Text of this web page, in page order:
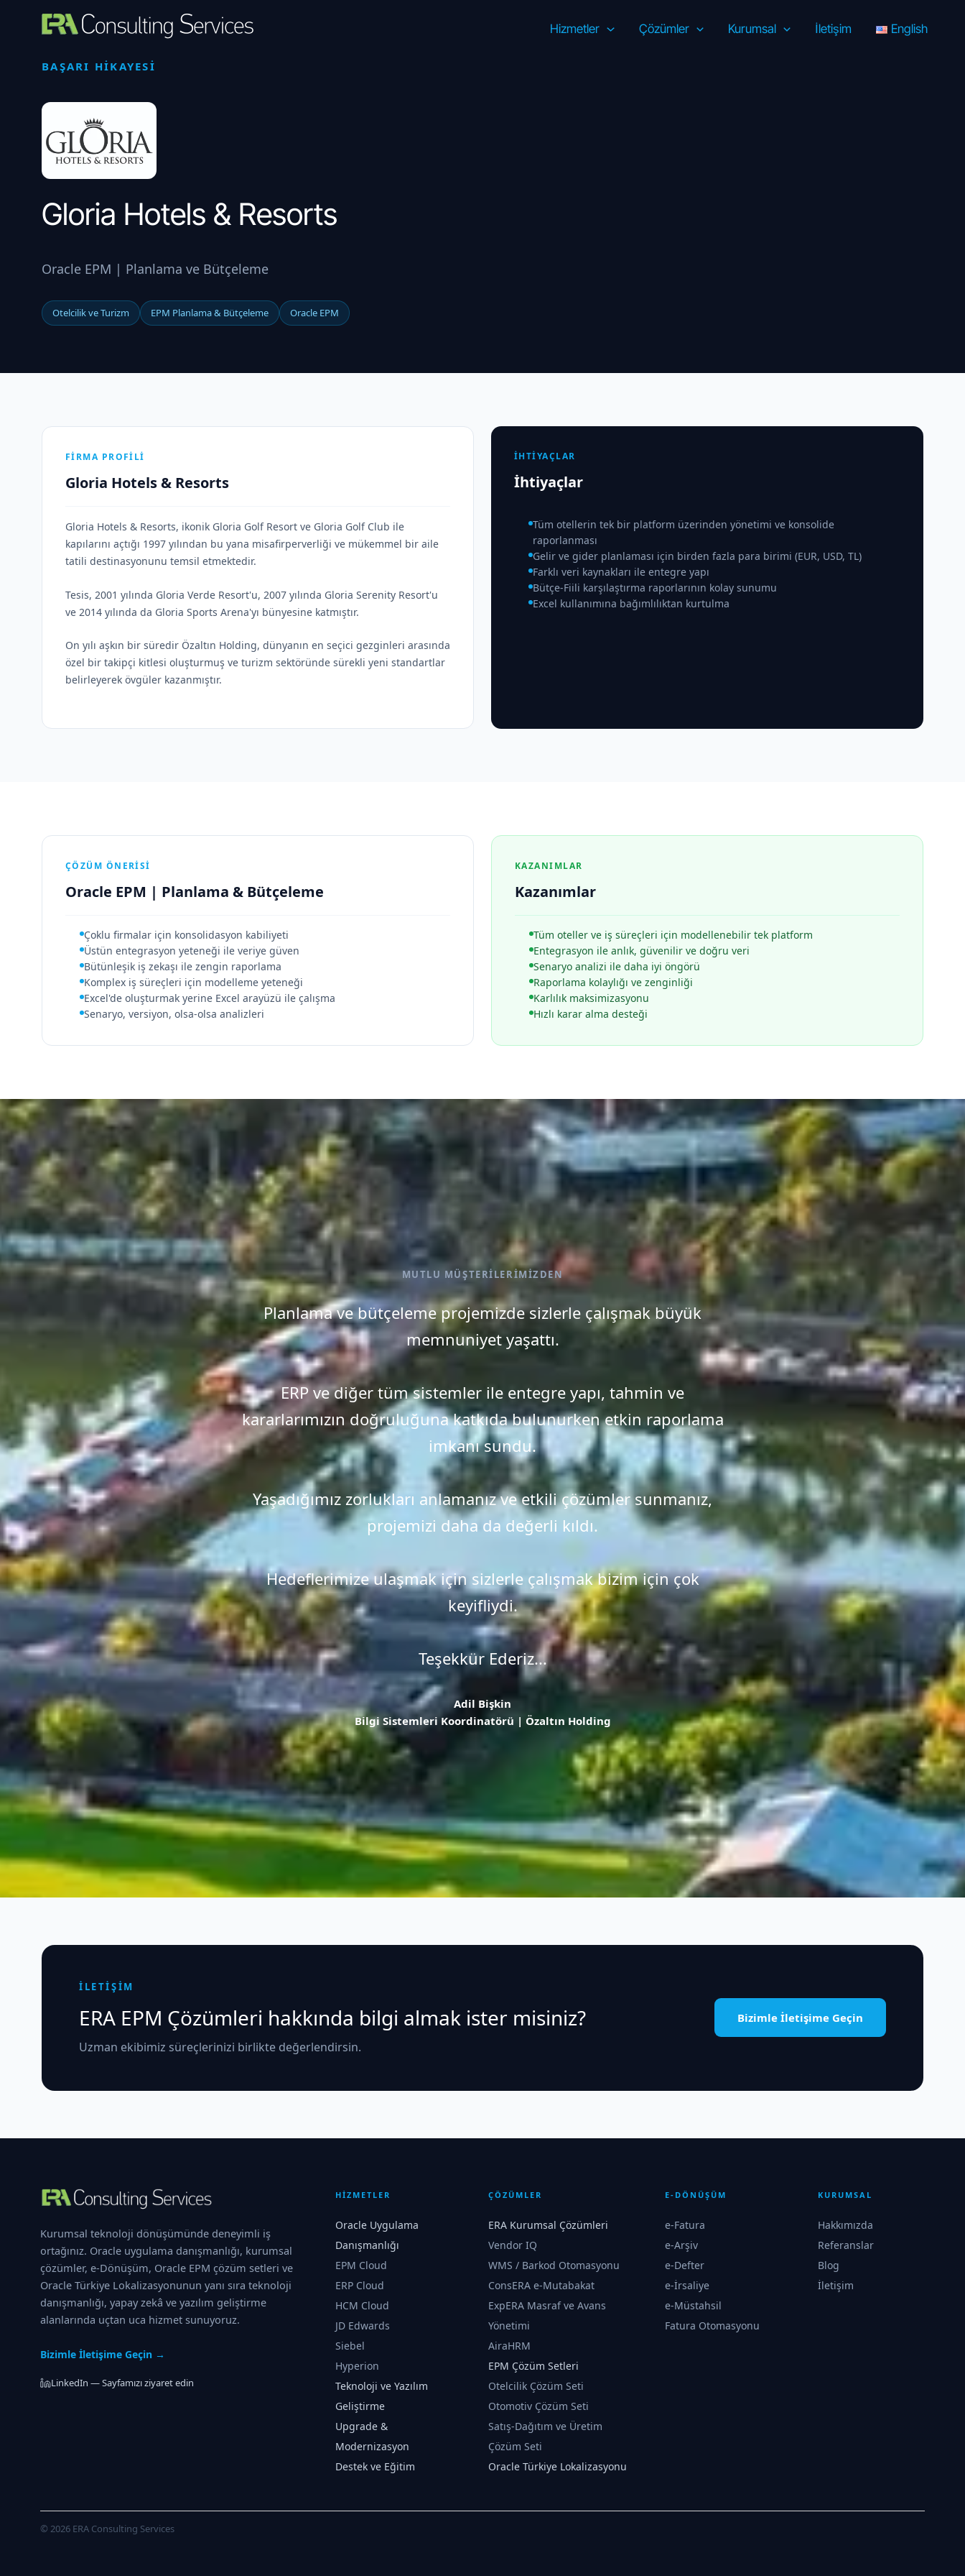
Hizmetler Çözümler Kurumsal İletişim English
BAŞARI HIKAYESI
Gloria Hotels & Resorts
Oracle EPM | Planlama ve Bütçeleme
Otelcilik ve Turizm EPM Planlama & Bütçeleme Oracle EPM
FIRMA PROFILI
Gloria Hotels & Resorts
Gloria Hotels & Resorts, ikonik Gloria Golf Resort ve Gloria Golf Club ile
kapılarını açtığı 1997 yılından bu yana misafirperverliği ve mükemmel bir aile
tatili destinasyonunu temsil etmektedir.
Tesis, 2001 yılında Gloria Verde Resort'u, 2007 yılında Gloria Serenity Resort'u
ve 2014 yılında da Gloria Sports Arena'yı bünyesine katmıştır.
On yılı aşkın bir süredir Özaltın Holding, dünyanın en seçici gezginleri arasında
özel bir takipçi kitlesi oluşturmuş ve turizm sektöründe sürekli yeni standartlar
belirleyerek övgüler kazanmıştır.
İHTIYAÇLAR
İhtiyaçlar
Tüm otellerin tek bir platform üzerinden yönetimi ve konsolide
raporlanması
Gelir ve gider planlaması için birden fazla para birimi (EUR, USD, TL)
Farklı veri kaynakları ile entegre yapı
Bütçe-Fiili karşılaştırma raporlarının kolay sunumu
Excel kullanımına bağımlılıktan kurtulma
ÇÖZÜM ÖNERISI
Oracle EPM | Planlama & Bütçeleme
Çoklu firmalar için konsolidasyon kabiliyeti
Üstün entegrasyon yeteneği ile veriye güven
Bütünleşik iş zekaşı ile zengin raporlama
Komplex iş süreçleri için modelleme yeteneği
Excel'de oluşturmak yerine Excel arayüzü ile çalışma
Senaryo, versiyon, olsa-olsa analizleri
KAZANIMLAR
Kazanımlar
Tüm oteller ve iş süreçleri için modellenebilir tek platform
Entegrasyon ile anlık, güvenilir ve doğru veri
Senaryo analizi ile daha iyi öngörü
Raporlama kolaylığı ve zenginliği
Karlılık maksimizasyonu
Hızlı karar alma desteği
MUTLU MÜŞTERILERIMIZDEN
Planlama ve bütçeleme projemizde sizlerle çalışmak büyük
memnuniyet yaşattı.
ERP ve diğer tüm sistemler ile entegre yapı, tahmin ve
kararlarımızın doğruluğuna katkıda bulunurken etkin raporlama
imkanı sundu.
Yaşadığımız zorlukları anlamanız ve etkili çözümler sunmanız,
projemizi daha da değerli kıldı.
Hedeflerimize ulaşmak için sizlerle çalışmak bizim için çok
keyifliydi.
Teşekkür Ederiz...
Adil Bişkin
Bilgi Sistemleri Koordinatörü | Özaltın Holding
İLETİŞİM
ERA EPM Çözümleri hakkında bilgi almak ister misiniz?
Uzman ekibimiz süreçlerinizi birlikte değerlendirsin.
Bizimle İletişime Geçin
Kurumsal teknoloji dönüşümünde deneyimli iş
ortağınız. Oracle uygulama danışmanlığı, kurumsal
çözümler, e-Dönüşüm, Oracle EPM çözüm setleri ve
Oracle Türkiye Lokalizasyonunun yanı sıra teknoloji
danışmanlığı, yapay zekâ ve yazılım geliştirme
alanlarında uçtan uca hizmet sunuyoruz.
Bizimle İletişime Geçin →
LinkedIn — Sayfamızı ziyaret edin
HİZMETLER
Oracle Uygulama
Danışmanlığı
EPM Cloud
ERP Cloud
HCM Cloud
JD Edwards
Siebel
Hyperion
Teknoloji ve Yazılım
Geliştirme
Upgrade &
Modernizasyon
Destek ve Eğitim
ÇÖZÜMLER
ERA Kurumsal Çözümleri
Vendor IQ
WMS / Barkod Otomasyonu
ConsERA e-Mutabakat
ExpERA Masraf ve Avans
Yönetimi
AiraHRM
EPM Çözüm Setleri
Otelcilik Çözüm Seti
Otomotiv Çözüm Seti
Satış-Dağıtım ve Üretim
Çözüm Seti
Oracle Türkiye Lokalizasyonu
E-DÖNÜŞÜM
e-Fatura
e-Arşiv
e-Defter
e-İrsaliye
e-Müstahsil
Fatura Otomasyonu
KURUMSAL
Hakkımızda
Referanslar
Blog
İletişim
© 2026 ERA Consulting Services